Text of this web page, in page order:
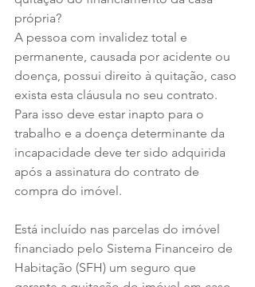
própria?
A pessoa com invalidez total e
permanente, causada por acidente ou
doença, possui direito à quitação, caso
exista esta cláusula no seu contrato.
Para isso deve estar inapto para o
trabalho e a doença determinante da
incapacidade deve ter sido adquirida
após a assinatura do contrato de
compra do imóvel.
Está incluído nas parcelas do imóvel
financiado pelo Sistema Financeiro de
Habitação (SFH) um seguro que